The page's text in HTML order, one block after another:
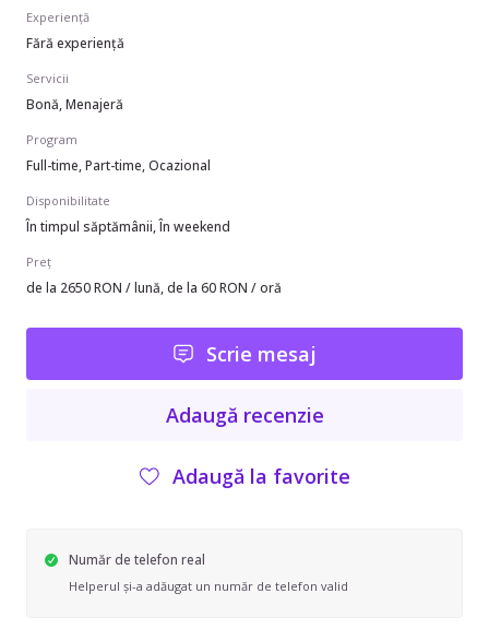
Experiență
Fără experiență
Servicii
Bonă, Menajeră
Program
Full-time, Part-time, Ocazional
Disponibilitate
În timpul săptămânii, În weekend
Preț
de la 2650 RON / lună, de la 60 RON / oră
Scrie mesaj
Adaugă recenzie
Adaugă la favorite
Număr de telefon real
Helperul și-a adăugat un număr de telefon valid